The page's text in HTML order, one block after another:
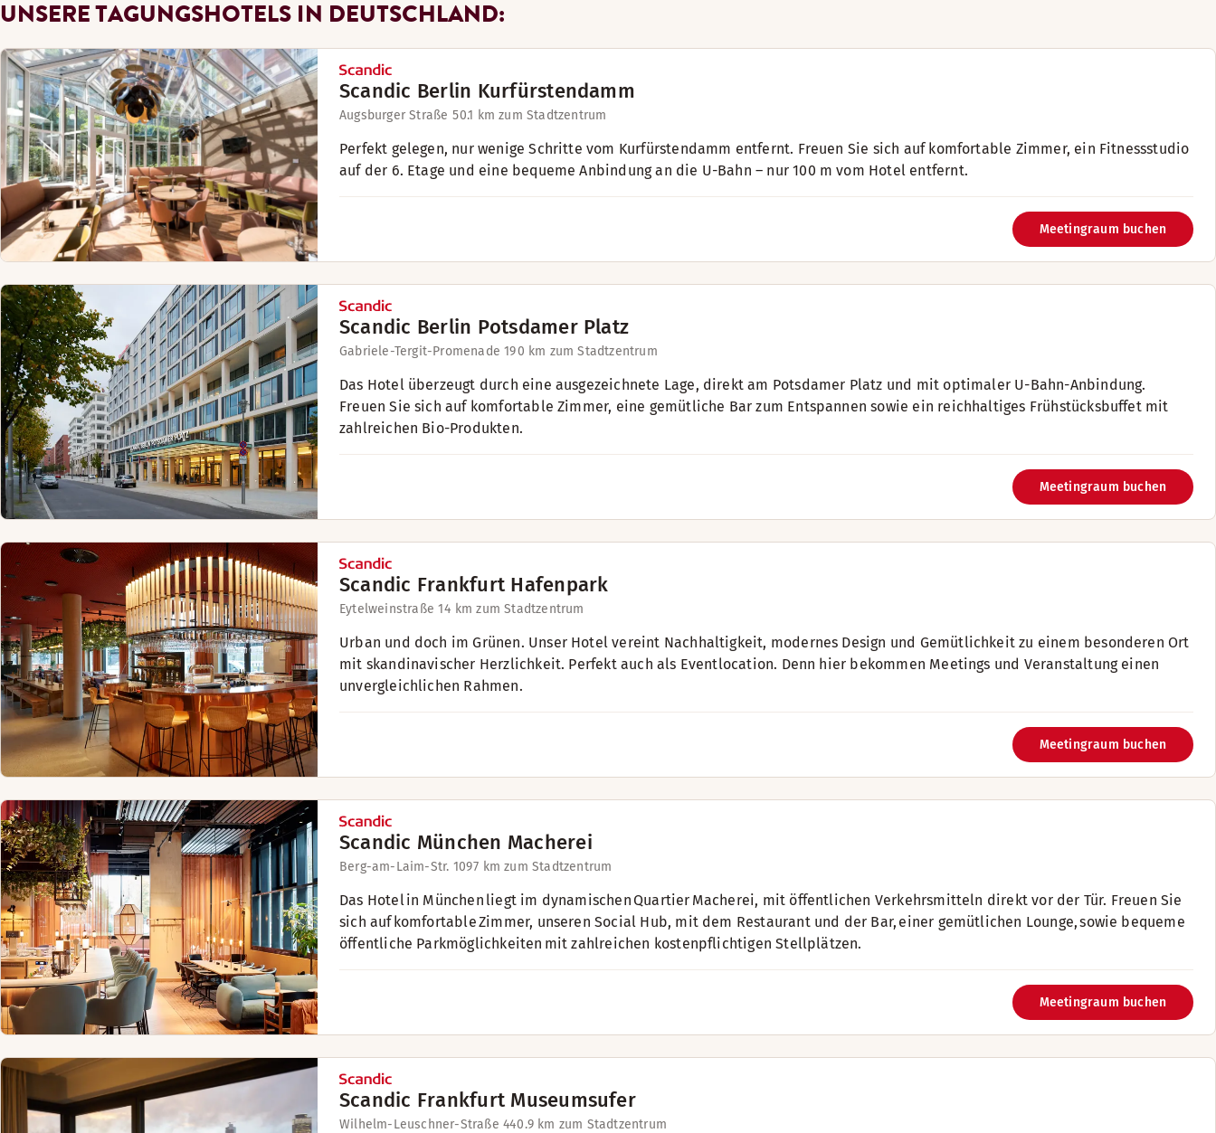
UNSERE TAGUNGSHOTELS IN DEUTSCHLAND:
Scandic Berlin Kurfürstendamm
Augsburger Straße 50.1 km zum Stadtzentrum
Perfekt gelegen, nur wenige Schritte vom Kurfürstendamm entfernt. Freuen Sie sich auf komfortable Zimmer, ein Fitnessstudio
auf der 6. Etage und eine bequeme Anbindung an die U-Bahn – nur 100 m vom Hotel entfernt.
Meetingraum buchen
Scandic Berlin Potsdamer Platz
Gabriele-Tergit-Promenade 190 km zum Stadtzentrum
Das Hotel überzeugt durch eine ausgezeichnete Lage, direkt am Potsdamer Platz und mit optimaler U-Bahn-Anbindung.
Freuen Sie sich auf komfortable Zimmer, eine gemütliche Bar zum Entspannen sowie ein reichhaltiges Frühstücksbuffet mit
zahlreichen Bio-Produkten.
Meetingraum buchen
Scandic Frankfurt Hafenpark
Eytelweinstraße 14 km zum Stadtzentrum
Urban und doch im Grünen. Unser Hotel vereint Nachhaltigkeit, modernes Design und Gemütlichkeit zu einem besonderen Ort
mit skandinavischer Herzlichkeit. Perfekt auch als Eventlocation. Denn hier bekommen Meetings und Veranstaltung einen
unvergleichlichen Rahmen.
Meetingraum buchen
Scandic München Macherei
Berg-am-Laim-Str. 1097 km zum Stadtzentrum
Das Hotel in München liegt im dynamischen Quartier Macherei, mit öffentlichen Verkehrsmitteln direkt vor der Tür. Freuen Sie
sich auf komfortable Zimmer, unseren Social Hub, mit dem Restaurant und der Bar, einer gemütlichen Lounge, sowie bequeme
öffentliche Parkmöglichkeiten mit zahlreichen kostenpflichtigen Stellplätzen. ​
Meetingraum buchen
Scandic Frankfurt Museumsufer
Wilhelm-Leuschner-Straße 440.9 km zum Stadtzentrum